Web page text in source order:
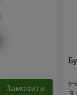
Замовити 5